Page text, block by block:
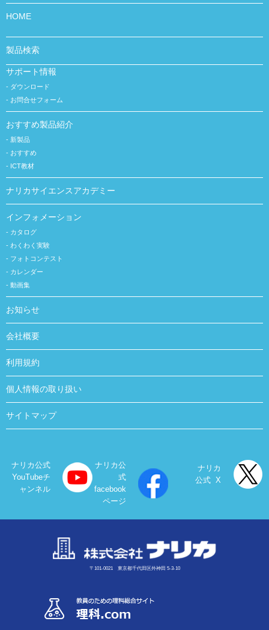
HOME
製品検索
サポート情報
ダウンロード
お問合せフォーム
おすすめ製品紹介
新製品
おすすめ
ICT教材
ナリカサイエンスアカデミー
インフォメーション
カタログ
わくわく実験
フォトコンテスト
カレンダー
動画集
お知らせ
会社概要
利用規約
個人情報の取り扱い
サイトマップ
ナリカ公式
YouTubeチ
ャンネル
ナリカ公
式
facebook
ページ
ナリカ
公式 X
〒101-0021 東京都千代田区外神田 5-3-10